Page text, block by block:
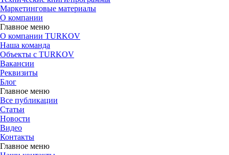
Маркетинговые материалы
О компании
Главное меню
О компании TURKOV
Наша команда
Объекты с TURKOV
Вакансии
Реквизиты
Блог
Главное меню
Все публикации
Статьи
Новости
Видео
Контакты
Главное меню